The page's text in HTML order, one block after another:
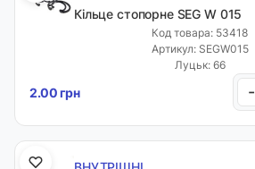
Кільце стопорне SEG W 015
Код товара: 53418
Артикул: SEGW015
Луцьк: 66
2.00 грн -